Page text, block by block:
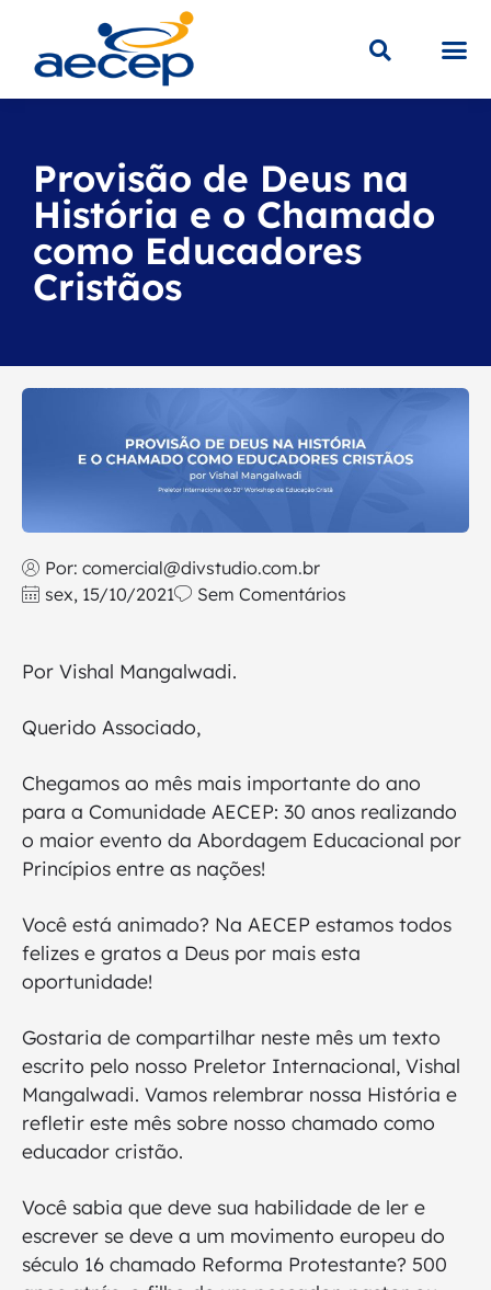
Provisão de Deus na
História e o Chamado
como Educadores
Cristãos
Por: comercial@divstudio.com.br
sex, 15/10/2021
Sem Comentários
Por Vishal Mangalwadi.
Querido Associado,
Chegamos ao mês mais importante do ano
para a Comunidade AECEP: 30 anos realizando
o maior evento da Abordagem Educacional por
Princípios entre as nações!
Você está animado? Na AECEP estamos todos
felizes e gratos a Deus por mais esta
oportunidade!
Gostaria de compartilhar neste mês um texto
escrito pelo nosso Preletor Internacional, Vishal
Mangalwadi. Vamos relembrar nossa História e
refletir este mês sobre nosso chamado como
educador cristão.
Você sabia que deve sua habilidade de ler e
escrever se deve a um movimento europeu do
século 16 chamado Reforma Protestante? 500